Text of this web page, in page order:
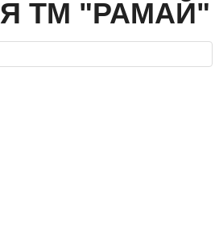
ТМ "РАМАЙ"